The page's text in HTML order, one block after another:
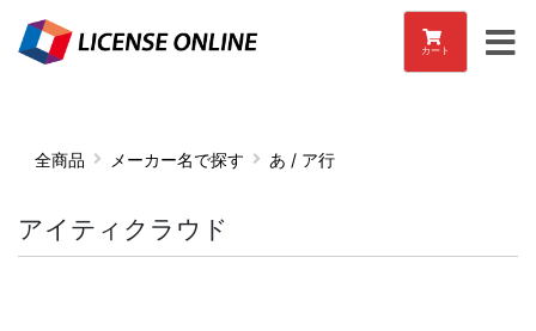
カート
全商品 メーカー名で探す あ / ア行
アイティクラウド